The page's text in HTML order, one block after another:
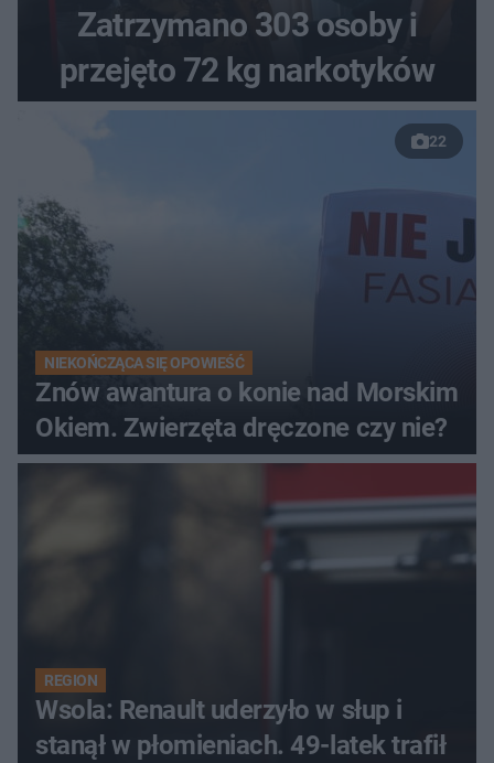
Zatrzymano 303 osoby i
przejęto 72 kg narkotyków
22
NIEKOŃCZĄCA SIĘ OPOWIEŚĆ
Znów awantura o konie nad Morskim
Okiem. Zwierzęta dręczone czy nie?
REGION
Wsola: Renault uderzyło w słup i
stanął w płomieniach. 49-latek trafił